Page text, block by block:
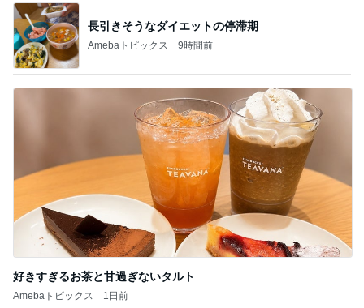
長引きそうなダイエットの停滞期
Amebaトピックス 9時間前
好きすぎるお茶と甘過ぎないタルト
Amebaトピックス 1日前